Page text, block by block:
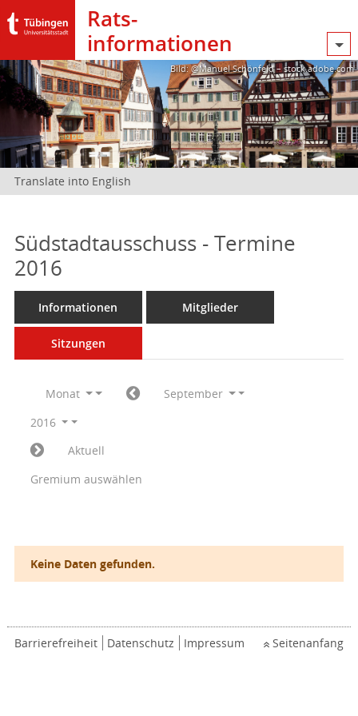
Rats­
informationen
Bild: @Manuel Schönfeld – stock.adobe.com
Translate into English
Südstadtausschuss - Termine
2016
Informationen Mitglieder
Sitzungen
Monat
September
2016
Aktuell
Gremium auswählen
Keine Daten gefunden.
Barrierefreiheit Datenschutz Impressum Seitenanfang